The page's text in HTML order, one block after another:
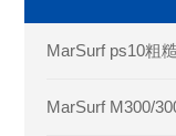
MarSurf ps10粗
MarSurf M300/